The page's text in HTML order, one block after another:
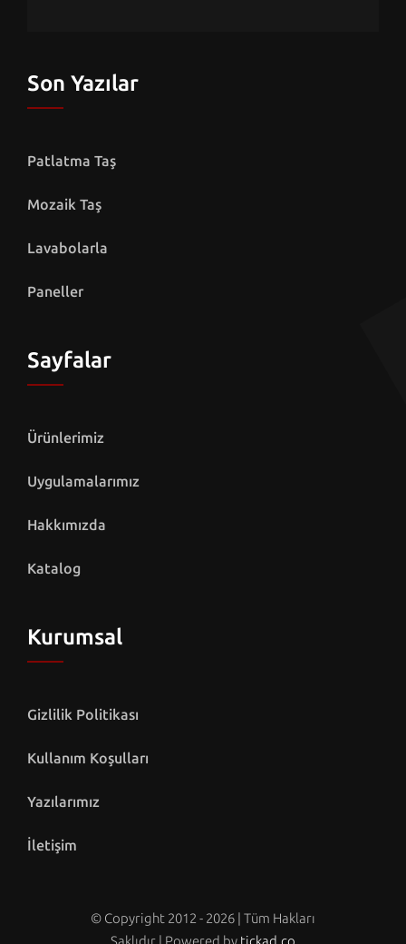
Son Yazılar
Patlatma Taş
Mozaik Taş
Lavabolarla
Paneller
Sayfalar
Ürünlerimiz
Uygulamalarımız
Hakkımızda
Katalog
Kurumsal
Gizlilik Politikası
Kullanım Koşulları
Yazılarımız
İletişim
© Copyright 2012 - 2026 | Tüm Hakları